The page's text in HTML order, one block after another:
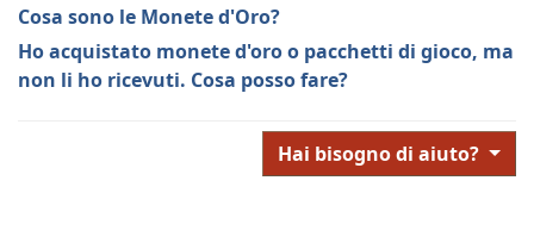
Cosa sono le Monete d'Oro?
Ho acquistato monete d'oro o pacchetti di gioco, ma
non li ho ricevuti. Cosa posso fare?
Hai bisogno di aiuto?